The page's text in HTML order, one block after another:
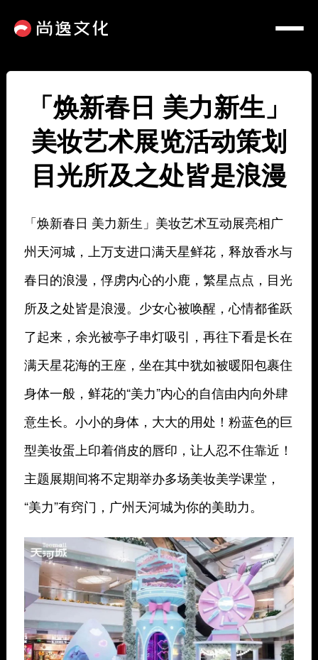
「焕新春日 美力新生」
美妆艺术展览活动策划
目光所及之处皆是浪漫
「焕新春日 美力新生」美妆艺术互动展亮相广
州天河城，上万支进口满天星鲜花，释放香水与
春日的浪漫，俘虏内心的小鹿，繁星点点，目光
所及之处皆是浪漫。少女心被唤醒，心情都雀跃
了起来，余光被亭子串灯吸引，再往下看是长在
满天星花海的王座，坐在其中犹如被暖阳包裹住
身体一般，鲜花的“美力”内心的自信由内向外肆
意生长。小小的身体，大大的用处！粉蓝色的巨
型美妆蛋上印着俏皮的唇印，让人忍不住靠近！
主题展期间将不定期举办多场美妆美学课堂，
“美力”有窍门，广州天河城为你的美助力。